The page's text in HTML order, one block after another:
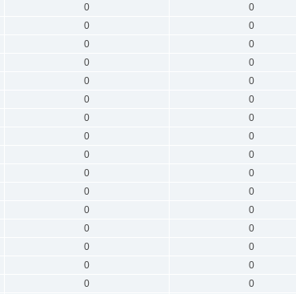
0 0
0 0
0 0
0 0
0 0
0 0
0 0
0 0
0 0
0 0
0 0
0 0
0 0
0 0
0 0
0 0